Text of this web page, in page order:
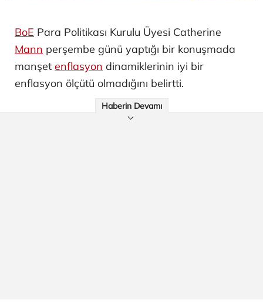
BoE Para Politikası Kurulu Üyesi Catherine
Mann perşembe günü yaptığı bir konuşmada
manşet enflasyon dinamiklerinin iyi bir
enflasyon ölçütü olmadığını belirtti.
Haberin Devamı